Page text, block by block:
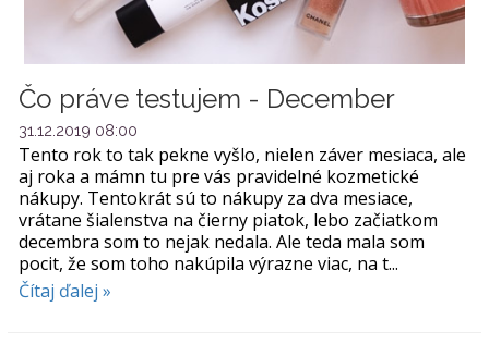
Čo práve testujem - December
31.12.2019 08:00
Tento rok to tak pekne vyšlo, nielen záver mesiaca, ale
aj roka a mámn tu pre vás pravidelné kozmetické
nákupy. Tentokrát sú to nákupy za dva mesiace,
vrátane šialenstva na čierny piatok, lebo začiatkom
decembra som to nejak nedala. Ale teda mala som
pocit, že som toho nakúpila výrazne viac, na t...
Čítaj ďalej »